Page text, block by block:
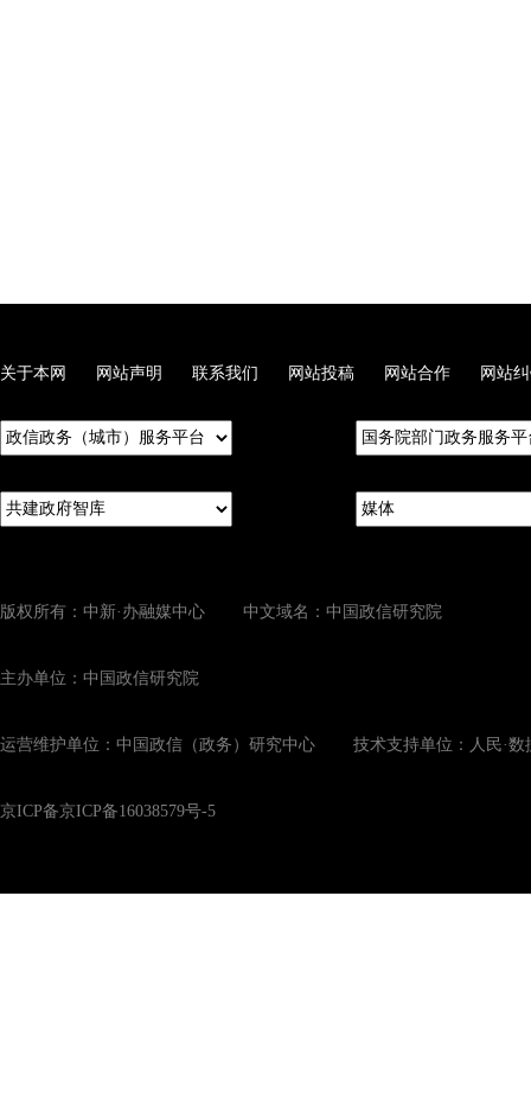
关于本网 网站声明 联系我们 网站投稿 网站合作 网站
版权所有：中新·办融媒中心 中文域名：中国政信研究院
主办单位：中国政信研究院
运营维护单位：中国政信（政务）研究中心 技术支持单位：人民·数
京ICP备京ICP备16038579号-5